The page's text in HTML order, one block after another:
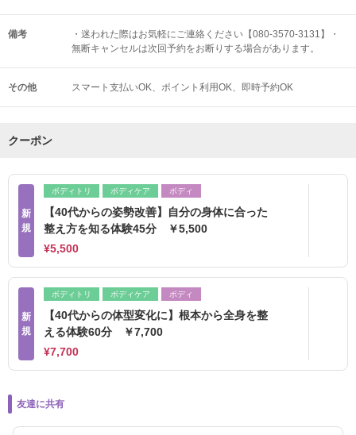
備考
・迷われた際はお気軽にご連絡ください【080-3570-3131】・
無断キャンセルは次回予約をお断りする場合があります。
その他 スマート支払いOK ポイント利用OK 即時予約OK
クーポン
新
規
ボディトリ ボディケア ボディ
【40代からの姿勢改善】自分の身体に合った
整え方を知る体験45分 ￥5,500
¥5,500
新
規
ボディトリ ボディケア ボディ
【40代からの体型変化に】根本から全身を整
える体験60分 ￥7,700
¥7,700
友達に共有